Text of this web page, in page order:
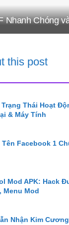
Nhanh Chóng
this post
Trạng Thái Hoạt
& Máy Tính
Facebook 1
Mod APK: Hack
Menu Mod
Nhận Kim